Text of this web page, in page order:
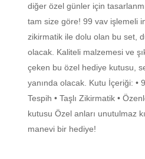
diğer özel günler için
tam size göre! 99 vav işlemeli
zikirmatik ile dolu olan bu set,
olacak. Kaliteli malzemesi ve
çeken bu özel hediye kutusu,
yanında olacak. Kutu İçeriği: •
Tespih • Taşlı Zikirmatik •
kutusu Özel anları unutulmaz
manevi bir hediye!